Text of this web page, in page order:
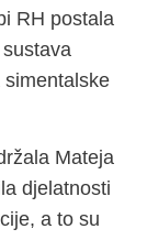
RH postala
Mateja
djelatnosti
a to su